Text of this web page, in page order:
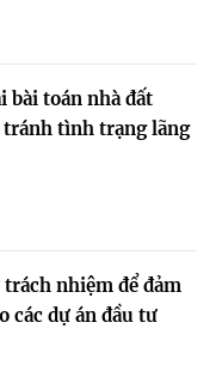
bài toán nhà đất
tránh tình trạng lãng
nhiệm để đảm
các dự án đầu tư